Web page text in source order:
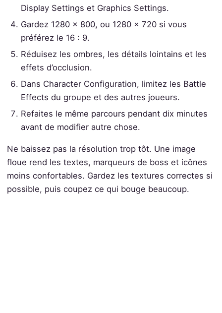
Display Settings et Graphics Settings.
Gardez 1280 x 800, ou 1280 x 720 si vous
préférez le 16 : 9.
Réduisez les ombres, les détails lointains et les
effets d’occlusion.
Dans Character Configuration, limitez les Battle
Effects du groupe et des autres joueurs.
Refaites le même parcours pendant dix minutes
avant de modifier autre chose.
Ne baissez pas la résolution trop tôt. Une image
floue rend les textes, marqueurs de boss et icônes
moins confortables. Gardez les textures correctes si
possible, puis coupez ce qui bouge beaucoup.